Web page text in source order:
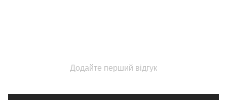
Додайте перший відгук